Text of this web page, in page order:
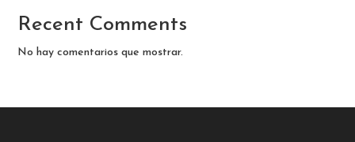
Recent Comments
No hay comentarios que mostrar.